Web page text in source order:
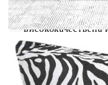
плътно
комфорт. Диванът
кожа, която е
Неговият семпъл
отличните
със здрави крака,
издържливост.